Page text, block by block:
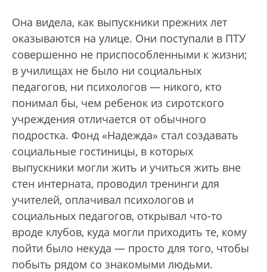
Она видела, как выпускники прежних лет
оказываются на улице. Они поступали в ПТУ
совершенно не приспособленными к жизни;
в училищах не было ни социальных
педагогов, ни психологов — никого, кто
понимал бы, чем ребенок из сиротского
учреждения отличается от обычного
подростка. Фонд «Надежда» стал создавать
социальные гостиницы, в которых
выпускники могли жить и учиться жить вне
стен интерната, проводил тренинги для
учителей, оплачивал психологов и
социальных педагогов, открывал что-то
вроде клубов, куда могли приходить те, кому
пойти было некуда — просто для того, чтобы
побыть рядом со знакомыми людьми.